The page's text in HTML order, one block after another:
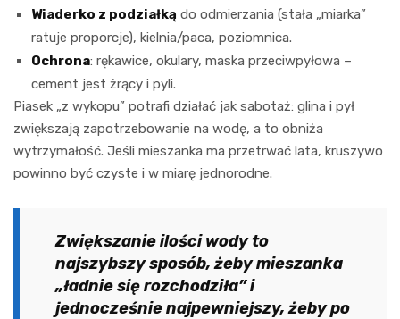
Wiaderko z podziałką do odmierzania (stała „miarka”
ratuje proporcje), kielnia/paca, poziomnica.
Ochrona: rękawice, okulary, maska przeciwpyłowa –
cement jest żrący i pyli.
Piasek „z wykopu” potrafi działać jak sabotaż: glina i pył
zwiększają zapotrzebowanie na wodę, a to obniża
wytrzymałość. Jeśli mieszanka ma przetrwać lata, kruszywo
powinno być czyste i w miarę jednorodne.
Zwiększanie ilości wody to
najszybszy sposób, żeby mieszanka
„ładnie się rozchodziła” i
jednocześnie najpewniejszy, żeby po